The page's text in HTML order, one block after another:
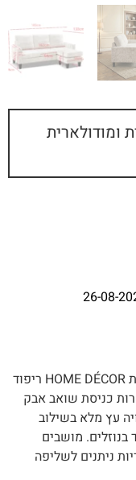
ומודולארית
26-08-
מערכת ישיבה פינתית לסלונים קטנים מבית HOME DÉCOR ריפוד
כניסת שואב אבק
עץ מלא בשילוב
מושבים
ניתנים לשליפה